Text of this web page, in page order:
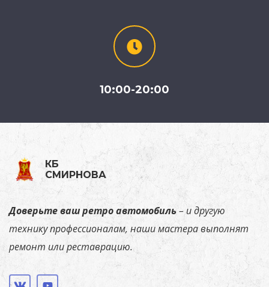
10:00-20:00
КБ
СМИРНОВА
Доверьтеваш ретро автомобиль– идругую
техникупрофессионалам, нашимастеравыполнят
ремонт или реставрацию.